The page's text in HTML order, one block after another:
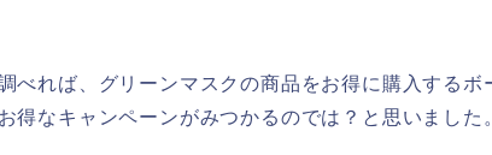
べれば、グリーンマスクの商品をお得に購入するボ
得なキャンペーンがみつかるのでは？と思いました